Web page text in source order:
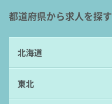
都道府県から求人を探す
北海道
東北